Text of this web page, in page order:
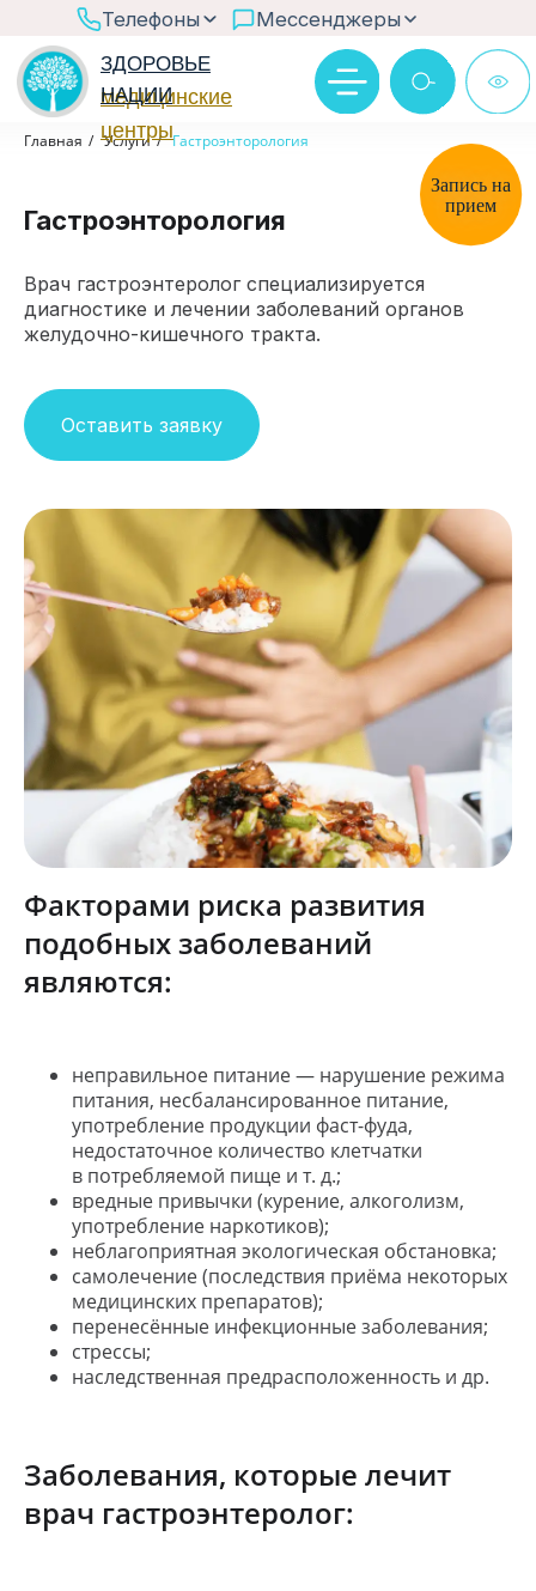
медицинские
центры
НАЦИИ
Телефоны Мессенджеры
@zn_chat
Главная / Услуги / Гастроэнторология
Гастроэнторология
Врач гастроэнтеролог специализируется
диагностике и лечении заболеваний органов
желудочно-кишечного тракта.
Оставить заявку
Факторами риска развития
подобных заболеваний
являются:
неправильное питание — нарушение режима
питания, несбалансированное питание,
употребление продукции фаст-фуда,
недостаточное количество клетчатки
в потребляемой пище и т. д.;
вредные привычки (курение, алкоголизм,
употребление наркотиков);
неблагоприятная экологическая обстановка;
самолечение (последствия приёма некоторых
медицинских препаратов);
перенесённые инфекционные заболевания;
стрессы;
наследственная предрасположенность и др.
Заболевания, которые лечит
врач гастроэнтеролог:
Запись на
прием